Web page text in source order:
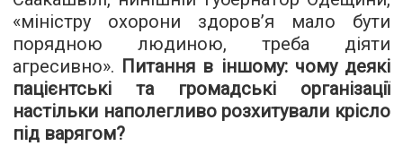
«міністру охорони здоров’я мало бути
порядною людиною, треба діяти
агресивно». Питання в іншому: чому деякі
пацієнтські та громадські організації
настільки наполегливо розхитували крісло
під варягом?